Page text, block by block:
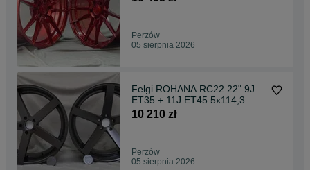
Perzów
05 sierpnia 2026
Felgi ROHANA RC22 22" 9J
ET35 + 11J ET45 5x114,3
Matte Black
10 210 zł
Perzów
05 sierpnia 2026